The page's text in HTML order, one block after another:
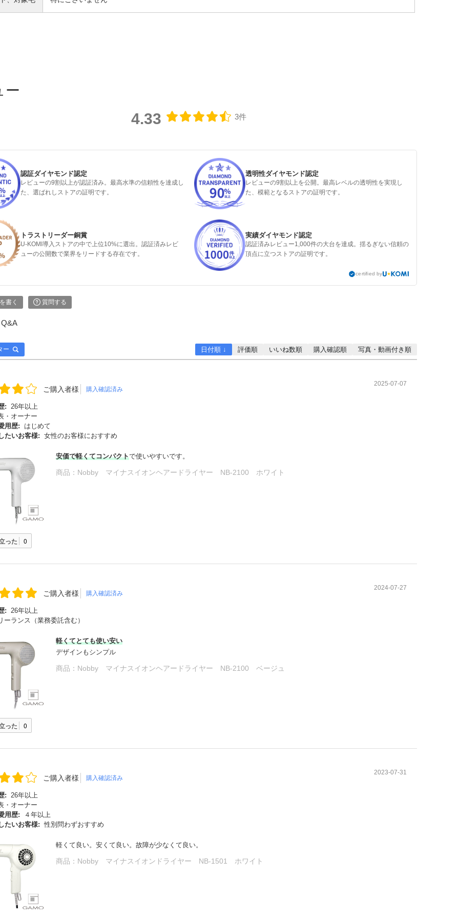
検索
ー
4.33 3件
認証ダイヤモンド認定
レビューの9割以上が認証済み。最高水準の信頼性を達成し
た、選ばれしストアの証明です。
透明性ダイヤモンド認定
レビューの9割以上を公開。最高レベルの透明性を実現し
た、模範となるストアの証明です。
トラストリーダー銅賞
U-KOMI導入ストアの中で上位10%に選出。認証済みレビ
ューの公開数で業界をリードする存在です。
実績ダイヤモンド認定
認証済みレビュー1,000件の大台を達成。揺るぎない信頼の
頂点に立つストアの証明です。
certified by
書く 質問する
Q&A
ー 日付順 ↓ 評価順 いいね数順 購入確認順 写真・動画付き順
ご購入者様 購入確認済み
2025-07-07
:
26年以上
・オーナー
用歴:
はじめて
たいお客様: 女性のお客様におすすめ
安価で軽くてコンパクトで使いやすいです。
商品： Nobby マイナスイオンヘアードライヤー NB-2100 ホワイト
った 0
ご購入者様 購入確認済み
2024-07-27
:
26年以上
ーランス（業務委託含む）
軽くてとても使い安い
デザインもシンプル
商品： Nobby マイナスイオンヘアードライヤー NB-2100 ベージュ
った 0
ご購入者様 購入確認済み
2023-07-31
:
26年以上
・オーナー
用歴:
４年以上
たいお客様: 性別問わずおすすめ
軽くて良い。安くて良い。故障が少なくて良い。
商品： Nobby マイナスイオンドライヤー NB-1501 ホワイト